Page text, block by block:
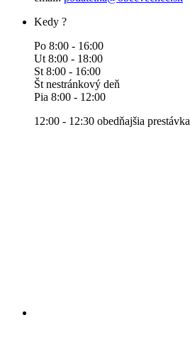
Kedy ?
Po 8:00 - 16:00
Ut 8:00 - 18:00
St 8:00 - 16:00
Št nestránkový deň
Pia 8:00 - 12:00
12:00 - 12:30 obedňajšia prestávka